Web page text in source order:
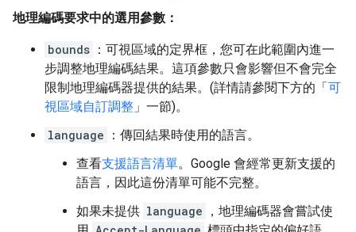
地理編碼要求中的選用參數：
bounds ：可視區域的定界框，您可在此範圍內進一
步調整地理編碼結果。這項參數只會影響但不會完全
限制地理編碼器提供的結果。(詳情請參閱下方的「可
視區域自訂調整 」一節)。
language
：傳回結果時使用的語言。
查看支援語言清單。Google 會經常更新支援的
語言，因此這份清單可能不完整。
如果未提供 language
，地理編碼器會嘗試使